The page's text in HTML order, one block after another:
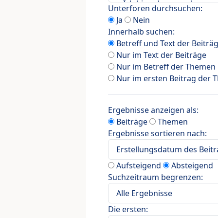
Unterforen durchsuchen:
Ja
Nein
Innerhalb suchen:
Betreff und Text der
Nur im Text der Beiträge
Nur im Betreff der Themen
Nur im ersten Beitrag der
Ergebnisse anzeigen als:
Beiträge
Themen
Ergebnisse sortieren nach:
Aufsteigend
Absteigend
Suchzeitraum begrenzen:
Die ersten: